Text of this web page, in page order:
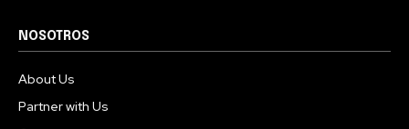
NOSOTROS
About Us
Partner with Us